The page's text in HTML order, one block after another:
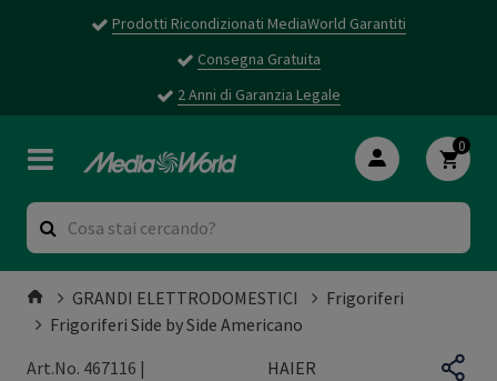
Prodotti Ricondizionati MediaWorld Garantiti
Consegna Gratuita
2 Anni di Garanzia Legale
0
GRANDI ELETTRODOMESTICI
Frigoriferi
Frigoriferi Side by Side Americano
Art.No. 467116 |
HAIER